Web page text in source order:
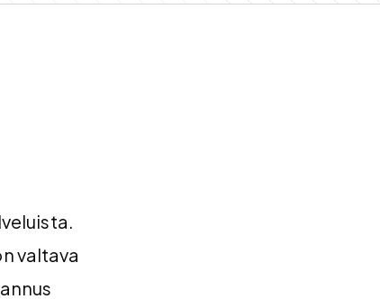
valtava